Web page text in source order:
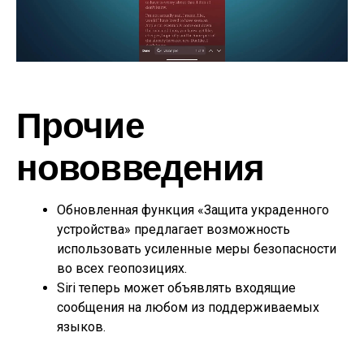
Прочие
нововведения
Обновленная функция «Защита украденного
устройства» предлагает возможность
использовать усиленные меры безопасности
во всех геопозициях.
Siri теперь может объявлять входящие
сообщения на любом из поддерживаемых
языков.